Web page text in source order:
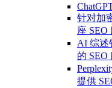
针对加
座 SEO
AI 综述
的 SEO
提供